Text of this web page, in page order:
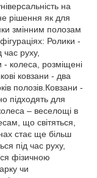
на
рішення як для
змінним полозам
Ролики -
час руху,
- колеса, розміщені
ковзани - два
полозів.Ковзани -
підходять для
– веселощі в
що світяться,
стає ще більш
під час руху,
фізичною
чи